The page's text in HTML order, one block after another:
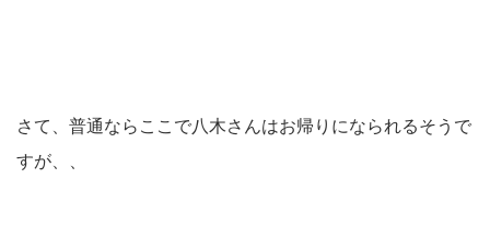
さて、普通ならここで八木さんはお帰りになられるそうで
すが、、